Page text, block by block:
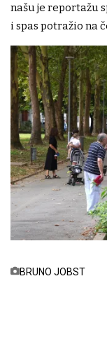
našu je reportažu
i spas potražio na
BRUNO JOBST